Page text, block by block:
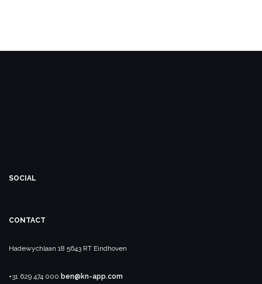
SOCIAL
CONTACT
Hadewychlaan 18 5643 RT Eindhoven
+31 629 474 000 ben@kn-app.com